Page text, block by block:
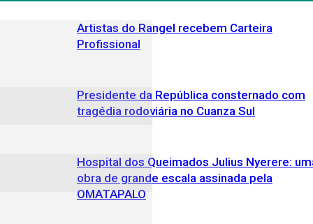
Artistas do Rangel recebem Carteira
Profissional
Presidente da República consternado com
tragédia rodoviária no Cuanza Sul
Hospital dos Queimados Julius Nyerere:
obra de grande escala assinada pela
OMATAPALO